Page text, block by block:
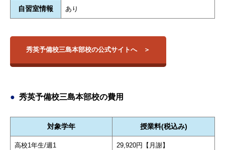
自習室情報 あり
秀英予備校三島本部校の公式サイトへ
秀英予備校三島本部校の費用
対象学年 授業料(税込み)
高校1年生/週1 29,920円【月謝】